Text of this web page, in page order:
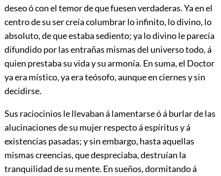
deseo ó con el temor de que fuesen verdaderas. Ya en el
centro de su ser creía columbrar lo infinito, lo divino, lo
absoluto, de que estaba sediento; ya lo divino le parecía
difundido por las entrañas mismas del universo todo, á
quien prestaba su vida y su armonía. En suma, el Doctor
ya era místico, ya era teósofo, aunque en ciernes y sin
decidirse.
Sus raciocinios le llevaban á lamentarse ó á burlar de las
alucinaciones de su mujer respecto á espíritus y á
existencias pasadas; y sin embargo, hasta aquellas
mismas creencias, que despreciaba, destruían la
tranquilidad de su mente. En sueños, dormitando á